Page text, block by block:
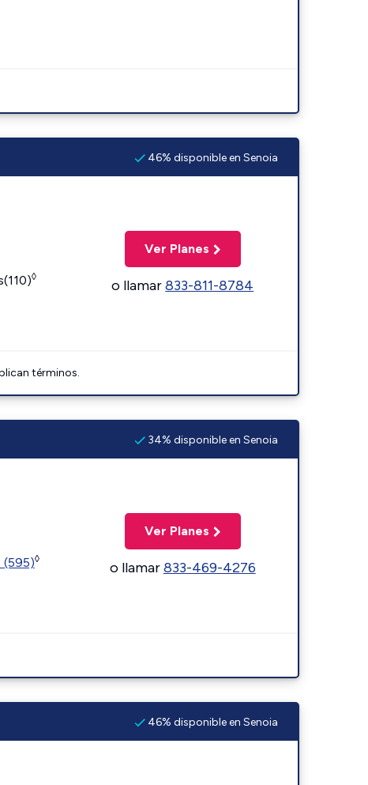
46% disponible en Senoia
◊
Ver Planes
o llamar833-811-8784
términos.
34% disponible en Senoia
(595)◊
Ver Planes
o llamar833-469-4276
46% disponible en Senoia